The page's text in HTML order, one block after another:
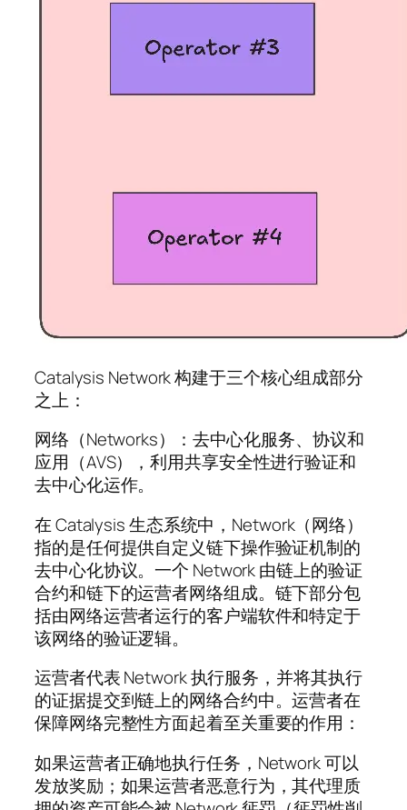
Catalysis Network 构建于三个核心组成部分
之上：
网络（Networks）：去中心化服务、协议和
应用（AVS），利用共享安全性进行验证和
去中心化运作。
在 Catalysis 生态系统中，Network（网络）
指的是任何提供自定义链下操作验证机制的
去中心化协议。一个 Network 由链上的验证
合约和链下的运营者网络组成。链下部分包
括由网络运营者运行的客户端软件和特定于
该网络的验证逻辑。
运营者代表 Network 执行服务，并将其执行
的证据提交到链上的网络合约中。运营者在
保障网络完整性方面起着至关重要的作用：
如果运营者正确地执行任务，Network 可以
发放奖励；如果运营者恶意行为，其代理质